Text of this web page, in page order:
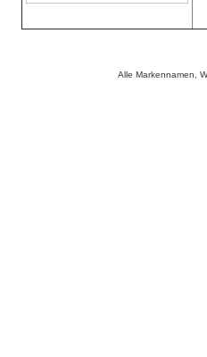
Alle Markennamen,